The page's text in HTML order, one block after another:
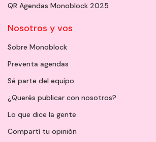
QR Agendas Monoblock 2025
Nosotros y vos
Sobre Monoblock
Preventa agendas
Sé parte del equipo
¿Querés publicar con nosotros?
Lo que dice la gente
Compartí tu opinión